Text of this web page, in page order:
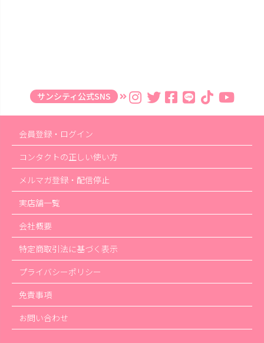
サンシティ公式SNS
会員登録・ログイン
コンタクトの正しい使い方
メルマガ登録・配信停止
実店舗一覧
会社概要
特定商取引法に基づく表示
プライバシーポリシー
免責事項
お問い合わせ